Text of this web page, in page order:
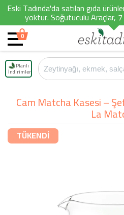
Eski Tadında'da satılan gıda
yoktur. Soğutuculu Araçlar,
0
Planlı
İndirimler
Cam Matcha Kasesi –
La
TÜKENDİ